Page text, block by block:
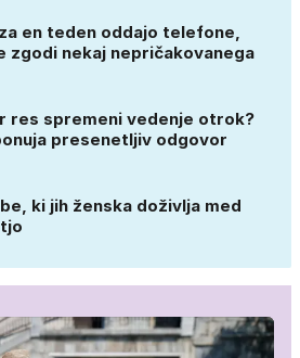
en teden oddajo telefone,
zgodi nekaj nepričakovanega
res spremeni vedenje otrok?
presenetljiv odgovor
ki jih ženska doživlja med